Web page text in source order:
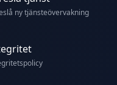
ny tjänsteövervakning